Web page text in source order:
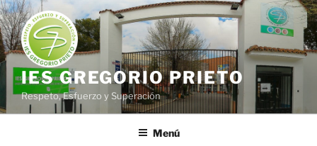
Saltar
al
contenido
IES GREGORIO PRIETO
Respeto, Esfuerzo y Superación
Menú